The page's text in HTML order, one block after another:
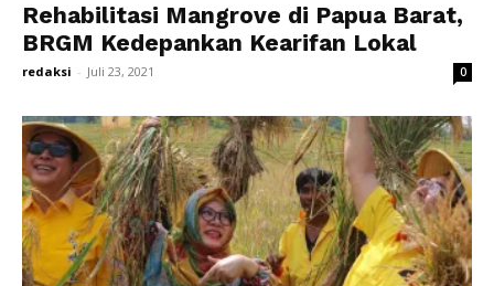
Rehabilitasi Mangrove di Papua Barat,
BRGM Kedepankan Kearifan Lokal
redaksi - Juli 23, 2021 0